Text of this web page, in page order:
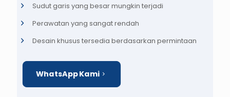
Sudut garis yang besar mungkin terjadi
Perawatan yang sangat rendah
Desain khusus tersedia berdasarkan permintaan
WhatsApp Kami